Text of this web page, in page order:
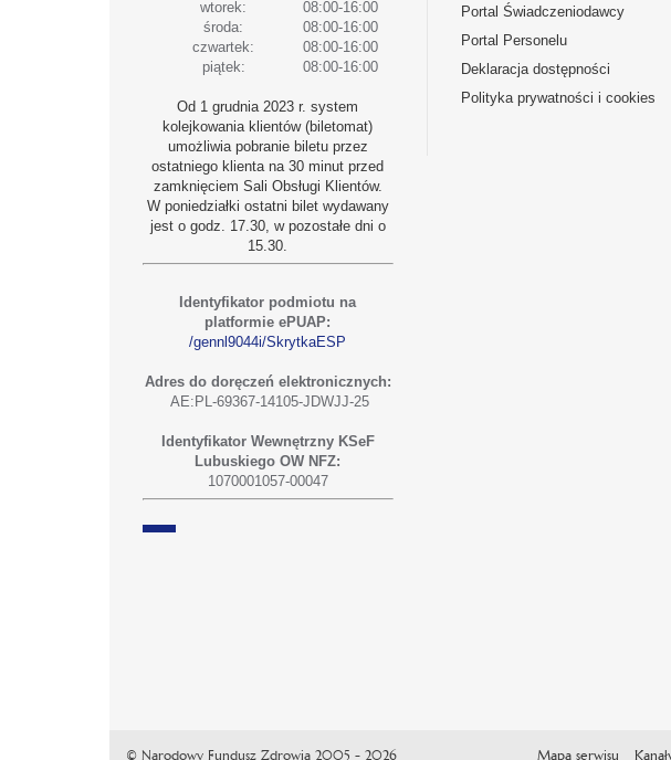
wtorek:
08:00-16:00
środa:
08:00-16:00
czwartek:
08:00-16:00
piątek:
08:00-16:00
Od 1 grudnia 2023 r. system
kolejkowania klientów (biletomat)
umożliwia pobranie biletu przez
ostatniego klienta na 30 minut przed
zamknięciem Sali Obsługi Klientów.
W poniedziałki ostatni bilet wydawany
jest o godz. 17.30, w pozostałe dni o
15.30.
Identyfikator podmiotu na
platformie ePUAP:
/gennl9044i/SkrytkaESP
Adres do doręczeń elektronicznych:
AE:PL-69367-14105-JDWJJ-25
Identyfikator Wewnętrzny KSeF
Lubuskiego OW NFZ:
1070001057-00047
Portal Świadczeniodawcy
Portal Personelu
Deklaracja dostępności
Polityka prywatności i cookies
© Narodowy Fundusz Zdrowia 2005 - 2026 Mapa serwisu